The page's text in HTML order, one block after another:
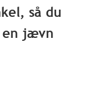
så du
en jævn